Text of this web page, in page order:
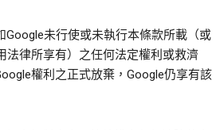
Google未行使或未執行本條款所載（或
法律所享有）之任何法定權利或救濟
權利之正式放棄，Google仍享有該